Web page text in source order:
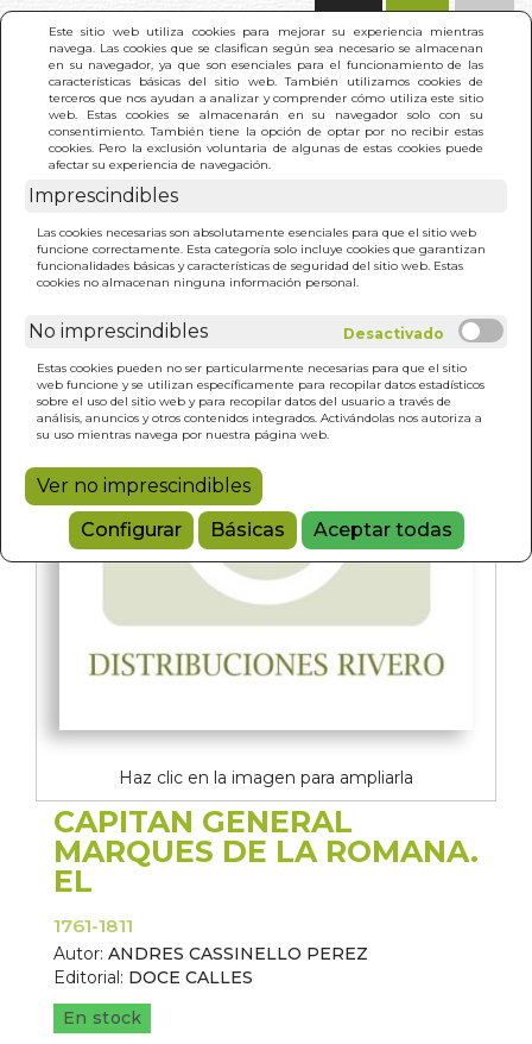
Este sitio web utiliza cookies para mejorar su experiencia mientras
navega. Las cookies que se clasifican según sea necesario se almacenan
en su navegador, ya que son esenciales para el funcionamiento de las
características básicas del sitio web. También utilizamos cookies de
terceros que nos ayudan a analizar y comprender cómo utiliza este sitio
web. Estas cookies se almacenarán en su navegador solo con su
consentimiento. También tiene la opción de optar por no recibir estas
cookies. Pero la exclusión voluntaria de algunas de estas cookies puede
afectar su experiencia de navegación.
Imprescindibles
Las cookies necesarias son absolutamente esenciales para que el sitio web
funcione correctamente. Esta categoría solo incluye cookies que garantizan
funcionalidades básicas y características de seguridad del sitio web. Estas
cookies no almacenan ninguna información personal.
No imprescindibles
Estas cookies pueden no ser particularmente necesarias para que el sitio
web funcione y se utilizan específicamente para recopilar datos estadísticos
sobre el uso del sitio web y para recopilar datos del usuario a través de
análisis, anuncios y otros contenidos integrados. Activándolas nos autoriza a
su uso mientras navega por nuestra página web.
Ver no imprescindibles
Configurar
Básicas Aceptar todas
INICIO >
ROMANA. EL
Haz clic en la imagen para ampliarla
CAPITAN GENERAL
MARQUES DE LA ROMANA.
EL
1761-1811
Autor: ANDRES CASSINELLO PEREZ
Editorial: DOCE CALLES
En stock